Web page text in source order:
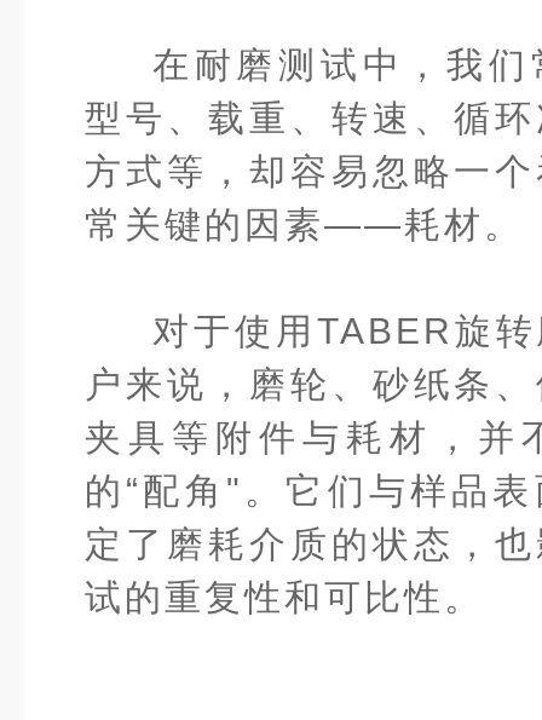
在耐磨测试中，我
型号、载重、转速、循
方式等，却容易忽略一
常关键的因素——耗材。
对于使用TABER旋
户来说，磨轮、砂纸条
夹具等附件与耗材，并
的“配角"。它们与样品
定了磨耗介质的状态，
试的重复性和可比性。